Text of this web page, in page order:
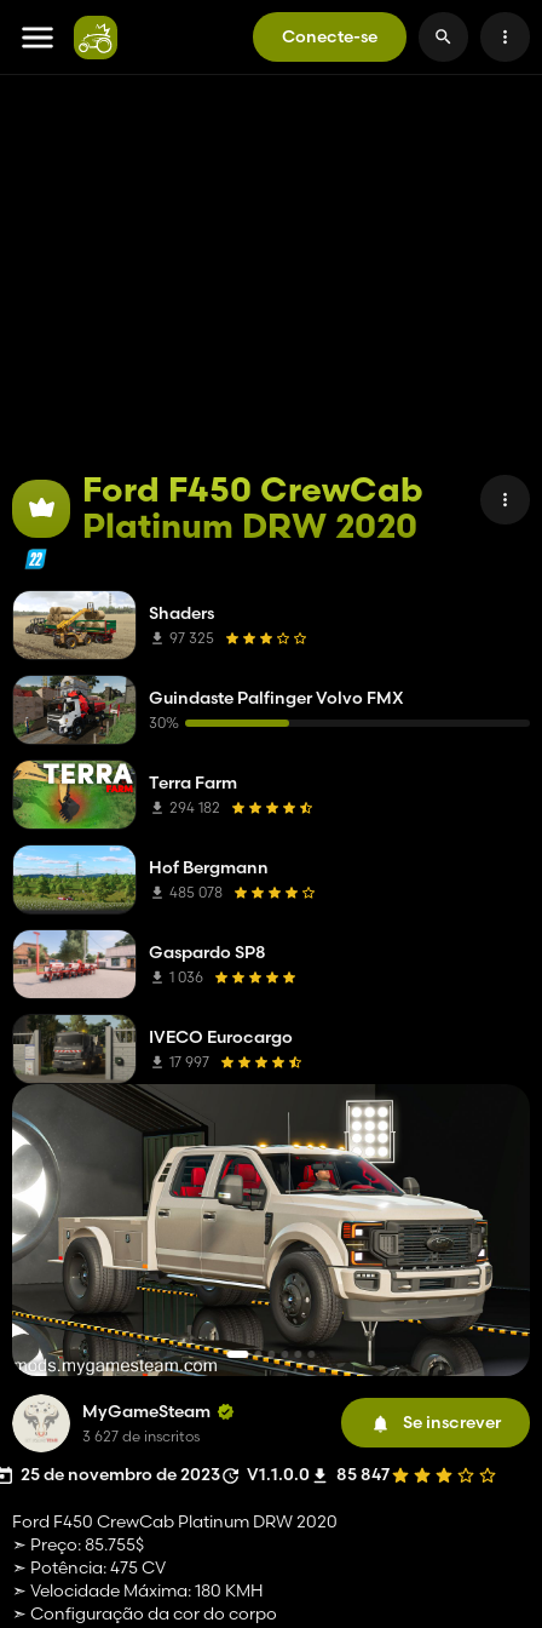
Conecte-se
Ford F450 CrewCab
Platinum DRW 2020
MyGameSteam
3 627 de inscritos
Se inscrever
25 de novembro de 2023 V1.1.0.0 85 847
Ford F450 CrewCab Platinum DRW 2020
➣ Preço: 85.755$
➣ Potência: 475 CV
➣ Velocidade Máxima: 180 KMH
➣ Configuração da cor do corpo
Shaders
97 325
Guindaste Palfinger Volvo FMX
30%
Terra Farm
294 182
Hof Bergmann
485 078
Gaspardo SP8
1 036
IVECO Eurocargo
17 997